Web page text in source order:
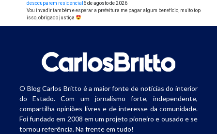
desocuparem residencial 6 de agosto de 2026
Vou invadir também e esperar a prefeitura me pagar algum benefício, muito top
isso, obrigado justiça
O Blog Carlos Britto é a maior fonte de notícias do interior
do Estado. Com um jornalismo forte, independente,
compartilha opiniões livres e de interesse da comunidade.
Foi fundado em 2008 em um projeto pioneiro e ousado e se
tornou referência. Na frente em tudo!